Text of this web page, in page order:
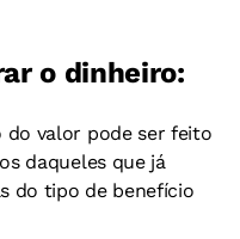
o dinheiro:
do valor pode ser feito
daqueles que já
do tipo de benefício